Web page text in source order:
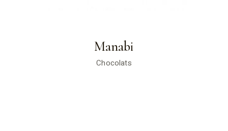
Manabi
Chocolats